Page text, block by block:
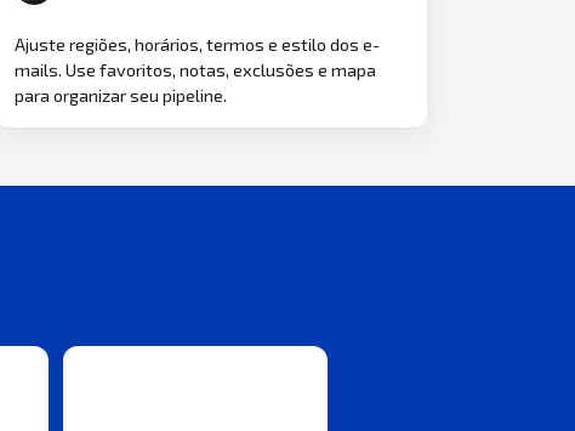
Ajuste regiões, horários, termos e estilo dos e-
mails. Use favoritos, notas, exclusões e mapa
para organizar seu pipeline.